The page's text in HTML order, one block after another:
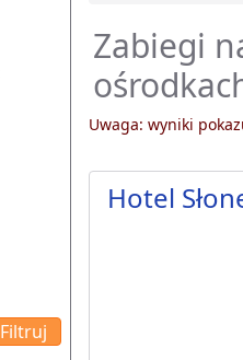
Zabiegi
Uwaga: wyniki
Hotel